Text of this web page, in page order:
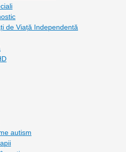
de Viață Independentă
autism